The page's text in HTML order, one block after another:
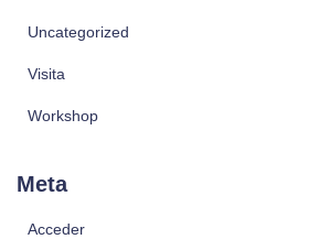
Uncategorized
Visita
Workshop
Meta
Acceder